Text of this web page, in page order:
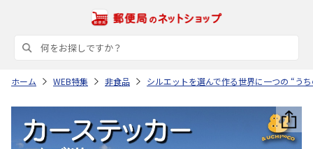
ホーム WEB特集 非食品 シルエットを選んで作る世界に一つの “う